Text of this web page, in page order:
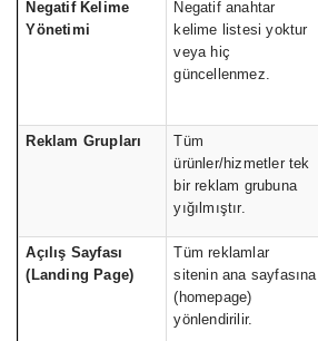
Negatif Kelime
Yönetimi
Negatif anahtar
kelime listesi yoktur
veya hiç
güncellenmez.
Reklam Grupları
Tüm
ürünler/hizmetler tek
bir reklam grubuna
yığılmıştır.
Açılış Sayfası
(Landing Page)
Tüm reklamlar
sitenin ana sayfasına
(homepage)
yönlendirilir.